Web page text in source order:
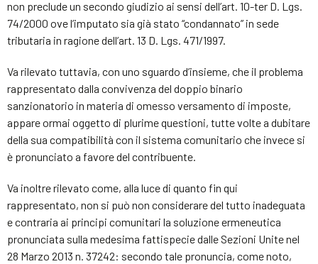
non preclude un secondo giudizio ai sensi dell’art. 10-ter D. Lgs.
74/2000 ove l’imputato sia già stato “condannato” in sede
tributaria in ragione dell’art. 13 D. Lgs. 471/1997.
Va rilevato tuttavia, con uno sguardo d’insieme, che il problema
rappresentato dalla convivenza del doppio binario
sanzionatorio in materia di omesso versamento di imposte,
appare ormai oggetto di plurime questioni, tutte volte a dubitare
della sua compatibilità con il sistema comunitario che invece si
è pronunciato a favore del contribuente.
Va inoltre rilevato come, alla luce di quanto fin qui
rappresentato, non si può non considerare del tutto inadeguata
e contraria ai principi comunitari la soluzione ermeneutica
pronunciata sulla medesima fattispecie dalle Sezioni Unite nel
28 Marzo 2013 n. 37242: secondo tale pronuncia, come noto,